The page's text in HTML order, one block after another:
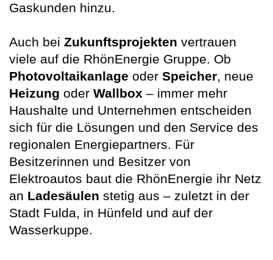
Gaskunden hinzu.
Auch bei Zukunftsprojekten vertrauen
viele auf die RhönEnergie Gruppe. Ob
Photovoltaikanlage oder Speicher, neue
Heizung oder Wallbox – immer mehr
Haushalte und Unternehmen entscheiden
sich für die Lösungen und den Service des
regionalen Energiepartners. Für
Besitzerinnen und Besitzer von
Elektroautos baut die RhönEnergie ihr Netz
an Ladesäulen stetig aus – zuletzt in der
Stadt Fulda, in Hünfeld und auf der
Wasserkuppe.